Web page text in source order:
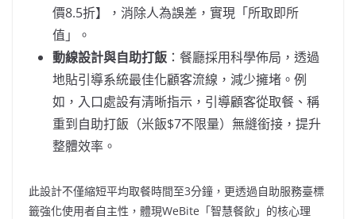
價8.5折】，消除人為誤差，實現「所取即所
值」。
動線設計與自助打飯 ：餐廳採用科學佈局，透過
地貼引導系統最佳化顧客流線，減少擁堵。例
如，入口處設有清晰指示，引導顧客從取餐、稱
重到自助打飯（米飯$7不限量）無縫銜接，提升
整體效率。
此設計不僅縮短平均取餐時間至3分鐘，更透過自助服務臺標
籤強化使用者自主性，體現WeBite「智慧餐飲」的核心理